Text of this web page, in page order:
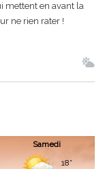
mettent en avant la
ne rien rater !
Samedi
18°